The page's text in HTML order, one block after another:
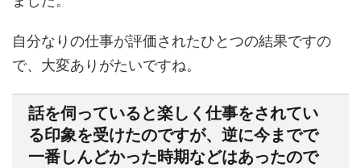
自分なりの仕事が評価されたひとつの結果ですの
で、大変ありがたいですね。
話を伺っていると楽しく仕事をされてい
る印象を受けたのですが、逆に今までで
一番しんどかった時期などはあったので